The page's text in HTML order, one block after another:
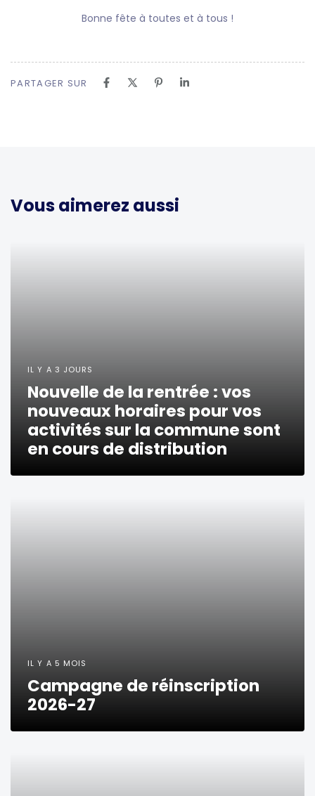
Bonne fête à toutes et à tous !
PARTAGER SUR
Vous aimerez aussi
IL Y A 3 JOURS
Nouvelle de la rentrée : vos
nouveaux horaires pour vos
activités sur la commune sont
en cours de distribution
IL Y A 5 MOIS
Campagne de réinscription
2026-27